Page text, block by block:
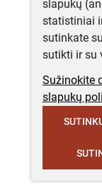
slapukų
statistiniai
sutinkate
sutikti ir su
Sužinokite
slapukų